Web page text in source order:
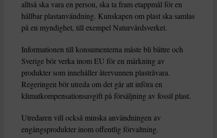
alltså ska vara en person, ska ta fram etappmål för en
hållbar plastanvändning. Kunskapen om plast ska samlas
på en myndighet, till exempel Naturvårdsverket.
Informationen till konsumenterna måste bli bättre och
Sverige bör verka inom EU för en märkning av
produkter som innehåller återvunnen plastråvara.
Regeringen bör utreda om det går att införa en
klimatkompensationsavgift på försäljning av fossil plast.
Utredaren vill också minska användningen av
engångsprodukter inom offentlig förvaltning.